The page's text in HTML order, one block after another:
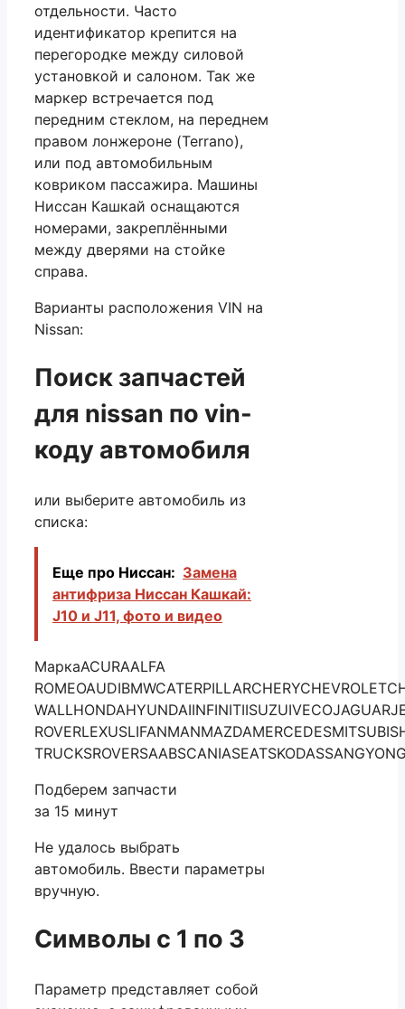
отдельности. Часто
идентификатор крепится на
перегородке между силовой
установкой и салоном. Так же
маркер встречается под
передним стеклом, на переднем
правом лонжероне (Terrano),
или под автомобильным
ковриком пассажира. Машины
Ниссан Кашкай оснащаются
номерами, закреплёнными
между дверями на стойке
справа.
Варианты расположения VIN на
Nissan:
Поиск запчастей
для nissan по vin-
коду автомобиля
или выберите автомобиль из
списка:
Еще про Ниссан: Замена
антифриза Ниссан Кашкай:
J10 и J11, фото и видео
МаркаACURAALFA
Подберем запчасти
за 15 минут
Не удалось выбрать
автомобиль. Ввести параметры
вручную.
Символы с 1 по 3
Параметр представляет собой